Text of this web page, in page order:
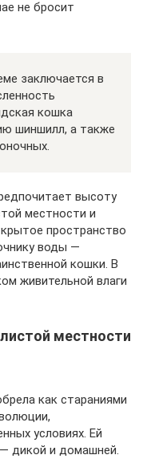
не бросит
заключается в
кошка
шиншилл, а также
высоту
местности и
пространство
воды —
кошки. В
живительной влаги
местности
как стараниями
условиях. Ей
дикой и домашней.